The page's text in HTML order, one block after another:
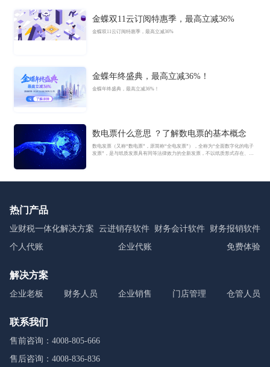
金蝶双11云订阅特惠季，最高立减36%
金蝶双11云订阅特惠季，最高立减36%
金蝶年终盛典，最高立减36%！
金蝶年终盛典，最高立减36%！
数电票什么意思 ？了解数电票的基本概念
数电发票（又称“数电票”，原简称“全电发票”），全称为“全面数字化的电子
发票”，是与纸质发票具有同等法律效力的全新发票，不以纸质形式存在、不
热门产品
业财税一体化解决方案 云进销存软件 财务会计软件 财务报销软件
个人代账
企业代账 免费体验
解决方案
企业老板 财务人员 企业销售 门店管理 仓管人员
联系我们
售前咨询：4008-805-666
售后咨询：4008-836-836